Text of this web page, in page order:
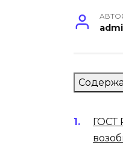
ГОСТ